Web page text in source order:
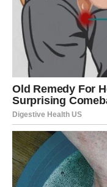
sretnije i bez stalnog
Zato ne sumnjajte u
Jer sudbina vam
konačno budete